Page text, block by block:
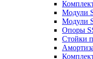
Модули
Модули
Опоры
Стойки